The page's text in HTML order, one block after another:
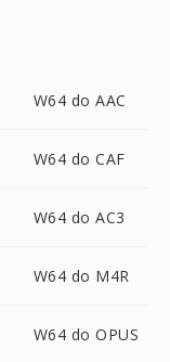
W64 do AAC
W64 do CAF
W64 do AC3
W64 do M4R
W64 do OPUS